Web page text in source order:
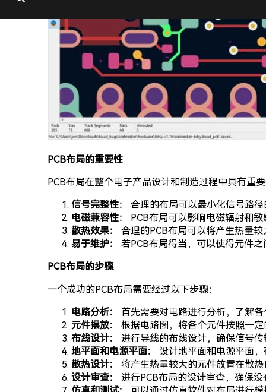
PCB布局的重要性
PCB布局在整个电子产品设计和制造过程中具有重
信号完整性：
合理的布局可以最小化信号路
电磁兼容性：
PCB布局可以影响电磁辐射和
散热效果：
合理的PCB布局可以将产生热量
易于维护：
若PCB布局得当，可以使得元件
PCB布局的步骤
一个成功的PCB布局需要经过以下步骤：
电路分析：
首先需要对电路进行分析，了解
元件摆放：
根据电路图，将各个元件按照一
布线设计：
进行导线的布线设计，确保信号
地平面和电源平面：
设计地平面和电源平面
散热设计：
将产生热量较大的元件放置在散
设计审查：
进行PCB布局的设计审查，确保